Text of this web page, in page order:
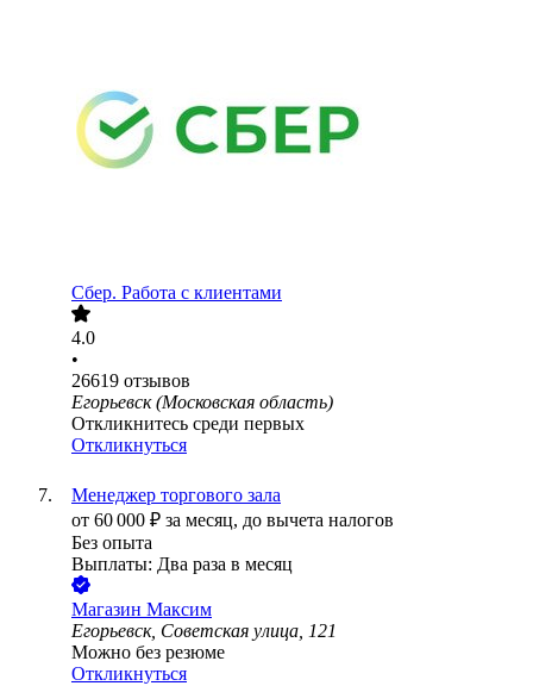
Сбер. Работа с клиентами
4.0
•
26619 отзывов
Егорьевск (Московская область)
Откликнитесь среди первых
Откликнуться
Менеджер торгового зала
от 60 000 ₽ за месяц, до вычета налогов
Без опыта
Выплаты: Два раза в месяц
Магазин Максим
Егорьевск, Советская улица, 121
Можно без резюме
Откликнуться